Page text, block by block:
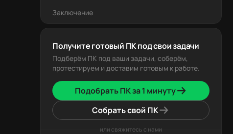
Заключение
Получите готовый ПК под свои задачи
Подберём ПК под ваши задачи, соберём,
протестируем и доставим готовым к работе.
Подобрать ПК за 1 минуту
Собрать свой ПК
или свяжитесь с нами